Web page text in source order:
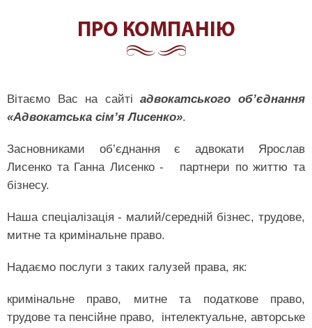
ПРО КОМПАНIЮ
Вітаємо Вас на сайтіадвокатського об’єднання
«Адвокатська сім’я Лисенко».
Засновниками об’єднання є адвокати Ярослав
Лисенко та Ганна Лисенко - партнери по життю та
бізнесу.
Наша спеціалізація - малий/середній бізнес, трудове,
митне та кримінальне право.
Надаємо послуги з таких галузей права, як:
кримінальне право, митне та податкове право,
трудове та пенсійне право, інтелектуальне, авторське